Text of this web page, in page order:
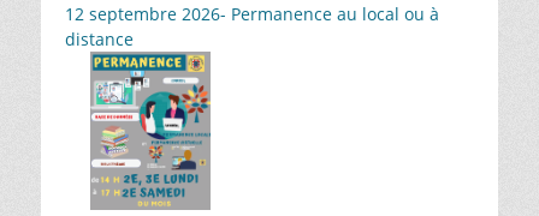
12 septembre 2026- Permanence au local ou à
distance